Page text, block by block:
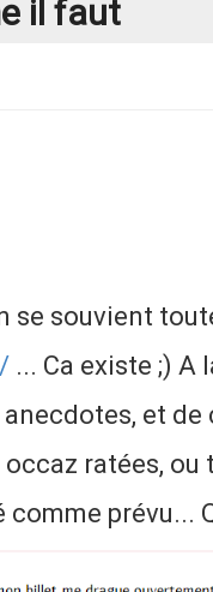
il faut
souvient
... Ca existe ;) A
et
ratées,
prévu...